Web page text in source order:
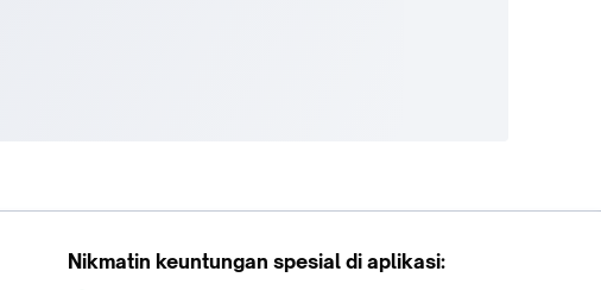
Nikmatin keuntungan spesial di aplikasi: